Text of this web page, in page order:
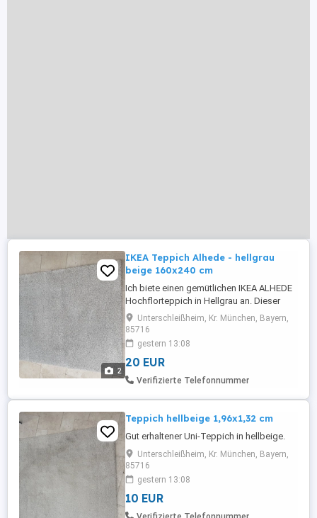
2
IKEA Teppich Alhede - hellgrau
beige 160x240 cm
Ich biete einen gemütlichen IKEA ALHEDE
Hochflorteppich in Hellgrau an. Dieser
Teppich ist eine tolle Ergänzung für jedes
Wohnzimmer oder Schlafzimmer und
sorgt für eine warme Atmosphäre. * Maße:
160x240 cm * Farbe: Hellgrau beige *
Material: Hochflor, sehr weich und
flauschig * Modell: ALHEDE von ...
Unterschleißheim, Kr. München, Bayern,
85716
gestern 13:08
20 EUR
Verifizierte Telefonnummer
Teppich hellbeige 1,96x1,32 cm
Gut erhaltener Uni-Teppich in hellbeige.
Unterschleißheim, Kr. München, Bayern,
85716
gestern 13:08
10 EUR